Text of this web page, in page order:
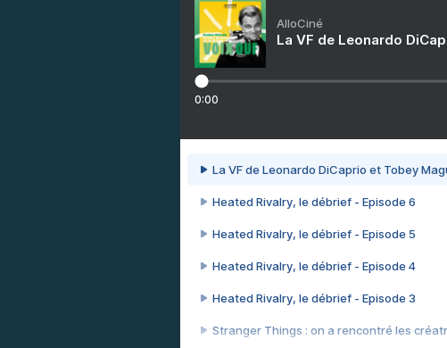
AlloCiné
La VF de Leonardo
0:00
La VF de Leonardo DiCaprio et Tobey
Heated Rivalry, le débrief - Episode 6
Heated Rivalry, le débrief - Episode 5
Heated Rivalry, le débrief - Episode 4
Heated Rivalry, le débrief - Episode 3
Stranger Things : on a rencontré les